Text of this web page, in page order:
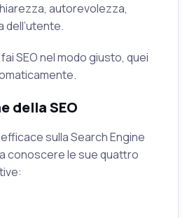
autorevolezza,
SEO nel modo giusto, quei
della SEO
sulla Search Engine
conoscere le sue quattro